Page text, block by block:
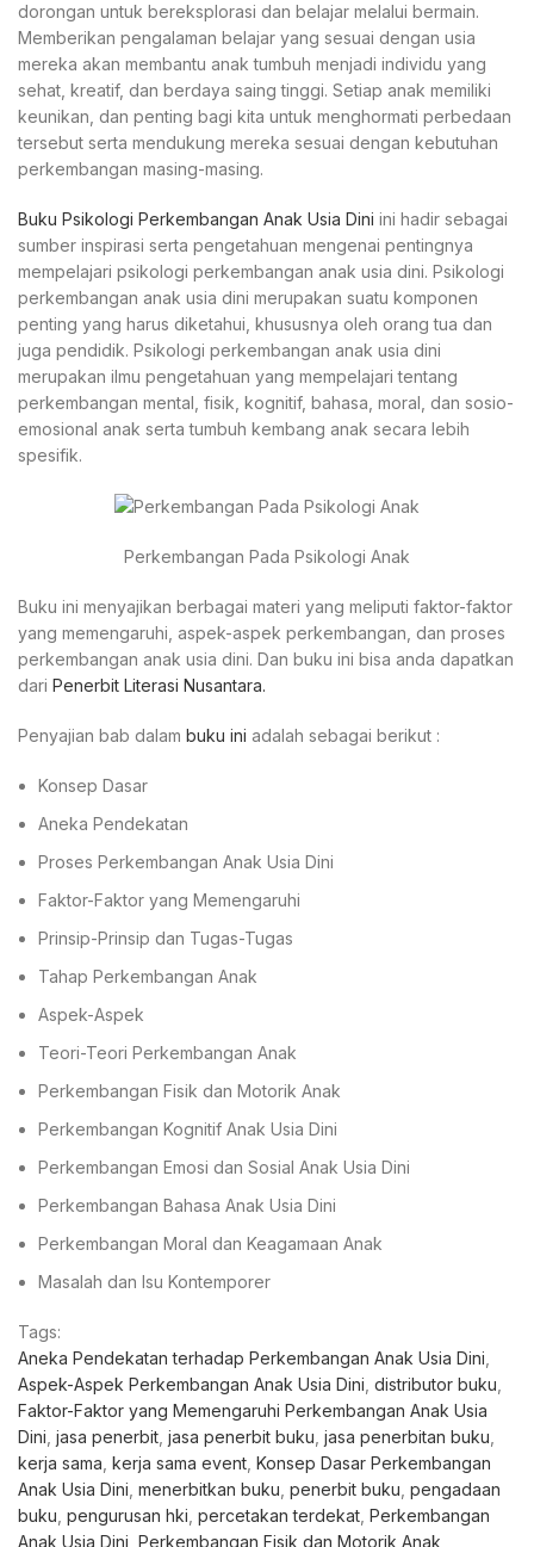
dorongan untuk bereksplorasi dan belajar melalui bermain.
Memberikan pengalaman belajar yang sesuai dengan usia
mereka akan membantu anak tumbuh menjadi individu yang
sehat, kreatif, dan berdaya saing tinggi. Setiap anak memiliki
keunikan, dan penting bagi kita untuk menghormati perbedaan
tersebut serta mendukung mereka sesuai dengan kebutuhan
perkembangan masing-masing.
Buku Psikologi Perkembangan Anak Usia Dini ini hadir sebagai
sumber inspirasi serta pengetahuan mengenai pentingnya
mempelajari psikologi perkembangan anak usia dini. Psikologi
perkembangan anak usia dini merupakan suatu komponen
penting yang harus diketahui, khususnya oleh orang tua dan
juga pendidik. Psikologi perkembangan anak usia dini
merupakan ilmu pengetahuan yang mempelajari tentang
perkembangan mental, fisik, kognitif, bahasa, moral, dan sosio-
emosional anak serta tumbuh kembang anak secara lebih
spesifik.
Perkembangan Pada Psikologi Anak
Buku ini menyajikan berbagai materi yang meliputi faktor-faktor
yang memengaruhi, aspek-aspek perkembangan, dan proses
perkembangan anak usia dini. Dan buku ini bisa anda dapatkan
dari Penerbit Literasi Nusantara.
Penyajian bab dalam buku ini adalah sebagai berikut :
Konsep Dasar
Aneka Pendekatan
Proses Perkembangan Anak Usia Dini
Faktor-Faktor yang Memengaruhi
Prinsip-Prinsip dan Tugas-Tugas
Tahap Perkembangan Anak
Aspek-Aspek
Teori-Teori Perkembangan Anak
Perkembangan Fisik dan Motorik Anak
Perkembangan Kognitif Anak Usia Dini
Perkembangan Emosi dan Sosial Anak Usia Dini
Perkembangan Bahasa Anak Usia Dini
Perkembangan Moral dan Keagamaan Anak
Masalah dan Isu Kontemporer
Tags:
Aneka Pendekatan terhadap Perkembangan Anak Usia Dini
Aspek-Aspek Perkembangan Anak Usia Dini distributor buku
Faktor-Faktor yang Memengaruhi Perkembangan Anak Usia
Dini jasa penerbit jasa penerbit buku jasa penerbitan buku
kerja sama kerja sama event Konsep Dasar Perkembangan
Anak Usia Dini menerbitkan buku penerbit buku pengadaan
buku pengurusan hki percetakan terdekat Perkembangan
Anak Usia Dini Perkembangan Fisik dan Motorik Anak